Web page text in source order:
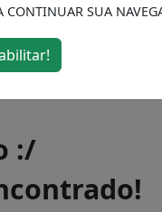
:/
CONTINUAR SUA